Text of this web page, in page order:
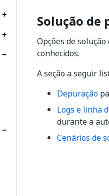
Solução de
Opções de
conhecidos.
A seção a seguir
Depuração
Logs e linha
durante a
Cenários de